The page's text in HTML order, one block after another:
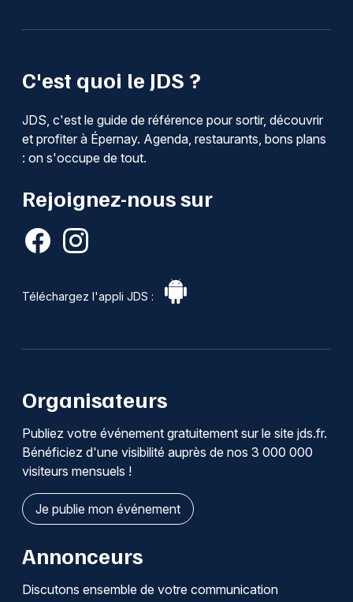
C'est quoi le JDS ?
JDS, c'est le guide de référence pour sortir, découvrir
et profiter à Épernay. Agenda, restaurants, bons plans
: on s'occupe de tout.
Rejoignez-nous sur
Téléchargez l'appli JDS :
Organisateurs
Publiez votre événement gratuitement sur le site jds.fr.
Bénéficiez d'une visibilité auprès de nos 3 000 000
visiteurs mensuels !
Je publie mon événement
Annonceurs
Discutons ensemble de votre communication